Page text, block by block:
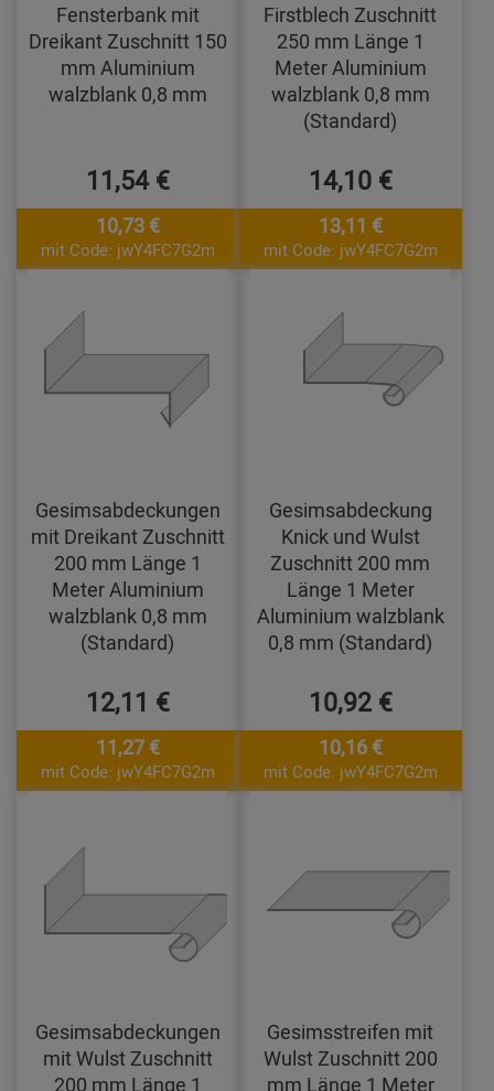
Fensterbank mit
Dreikant Zuschnitt 150
mm Aluminium
walzblank 0,8 mm
11,54 €
10,73 €
mit Code: jwY4FC7G2m
Firstblech Zuschnitt
250 mm Länge 1
Meter Aluminium
walzblank 0,8 mm
(Standard)
14,10 €
13,11 €
mit Code: jwY4FC7G2m
Gesimsabdeckungen
mit Dreikant Zuschnitt
200 mm Länge 1
Meter Aluminium
walzblank 0,8 mm
(Standard)
12,11 €
11,27 €
mit Code: jwY4FC7G2m
Gesimsabdeckung
Knick und Wulst
Zuschnitt 200 mm
Länge 1 Meter
Aluminium walzblank
0,8 mm (Standard)
10,92 €
10,16 €
mit Code: jwY4FC7G2m
Gesimsabdeckungen
mit Wulst Zuschnitt
200 mm Länge 1
Gesimsstreifen mit
Wulst Zuschnitt 200
mm Länge 1 Meter